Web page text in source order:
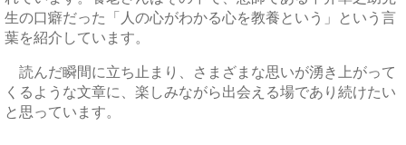
生の口癖だった「人の心がわかる心を教養という」という言
葉を紹介しています。
読んだ瞬間に立ち止まり、さまざまな思いが湧き上がって
くるような文章に、楽しみながら出会える場であり続けたい
と思っています。